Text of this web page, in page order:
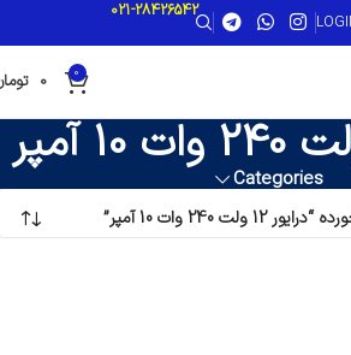
021-28426542
0
0
Categories
240 وات 10 آمپر”